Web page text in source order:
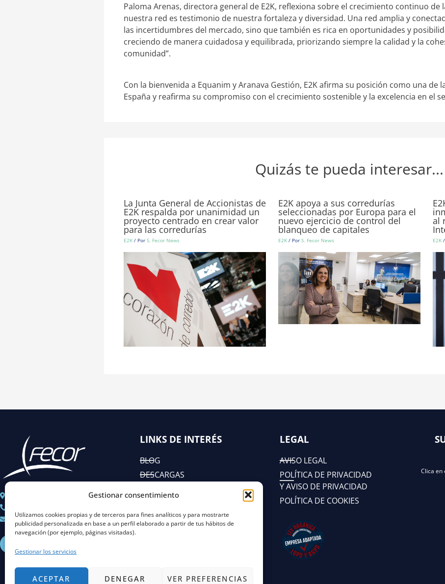
Gestionar consentimiento
Utilizamos cookies propias y de terceros para fines analíticos y para mostrarte
publicidad personalizada en base a un perfil elaborado a partir de tus hábitos de
navegación (por ejemplo, páginas visitadas).
Gestionar los servicios
ACEPTAR DENEGAR VER PREFERENCIAS
Paloma Arenas, directora general de E2K, reflexiona sobre el crecimiento continuo de
nuestra red es testimonio de nuestra fortaleza y diversidad. Una red amplia y
las incertidumbres del mercado, sino que también es rica en oportunidades y
creciendo de manera cuidadosa y equilibrada, priorizando siempre la calidad y la
comunidad”.
Con la bienvenida a Equanim y Aranava Gestión, E2K afirma su posición como una de
España y reafirma su compromiso con el crecimiento sostenible y la excelencia en el
Quizás te pueda interesar...
La Junta General de Accionistas de
E2K respalda por unanimidad un
proyecto centrado en crear valor
para las corredurías
E2K / Por S. Fecor News
E2K apoya a sus corredurías
seleccionadas por Europa para el
nuevo ejercicio de control del
blanqueo de capitales
E2K / Por S. Fecor News
al
E2K
C/ José Abascal n° 44, 1°
Coordinacion@fecor.es
I
s
a
g
r
Y
u
u
b
e
X
LINKS DE INTERÉS
BLOG
DESCARGAS
LEGAL
AVISO LEGAL
POLÍTICA DE PRIVACIDAD
Y AVISO DE PRIVACIDAD
POLÍTICA DE COOKIES
Clica en